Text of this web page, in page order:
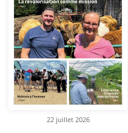
22 juillet 2026